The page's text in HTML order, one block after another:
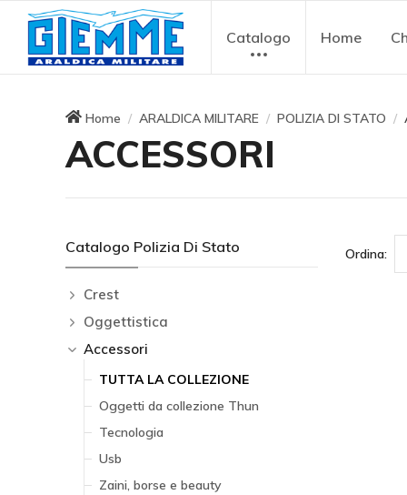
Catalogo Home
Home ARALDICA MILITARE POLIZIA DI STATO
ACCESSORI
Catalogo Polizia Di Stato
Crest
Oggettistica
Accessori
TUTTA LA COLLEZIONE
Oggetti da collezione Thun
Tecnologia
Usb
Zaini, borse e beauty
Ordina: